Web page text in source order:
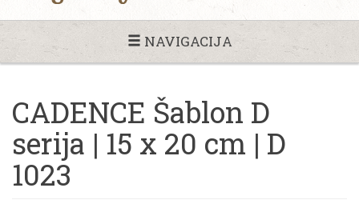
NAVIGACIJA
CADENCE Šablon D
serija | 15 x 20 cm | D
1023